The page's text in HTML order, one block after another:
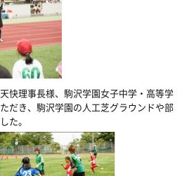
快理事長様、駒沢学園女子中学・高等学
だき、駒沢学園の人工芝グラウンドや部
た。